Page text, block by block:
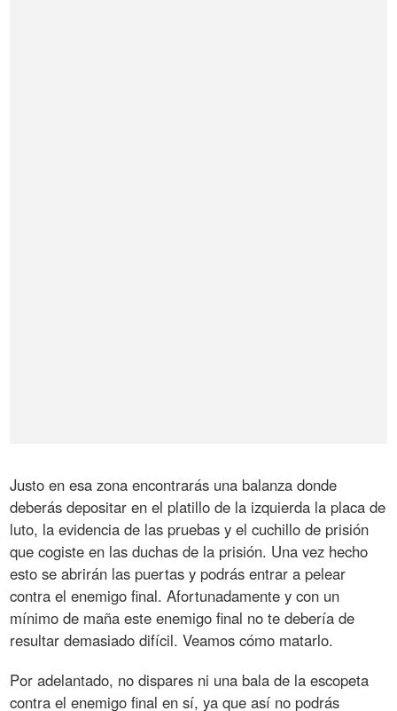
Justo en esa zona encontrarás una balanza donde
deberás depositar en el platillo de la izquierda la placa de
luto, la evidencia de las pruebas y el cuchillo de prisión
que cogiste en las duchas de la prisión. Una vez hecho
esto se abrirán las puertas y podrás entrar a pelear
contra el enemigo final. Afortunadamente y con un
mínimo de maña este enemigo final no te debería de
resultar demasiado difícil. Veamos cómo matarlo.
Por adelantado, no dispares ni una bala de la escopeta
contra el enemigo final en sí, ya que así no podrás